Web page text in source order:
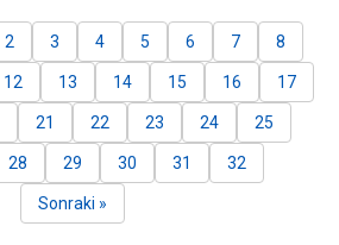
2 3 4 5 6 7 8
12 13 14 15 16 17
21 22 23 24 25
28 29 30 31 32
Sonraki »